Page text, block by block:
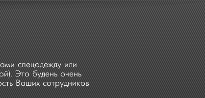
спецодежду или
Это будень очень
Ваших сотрудников